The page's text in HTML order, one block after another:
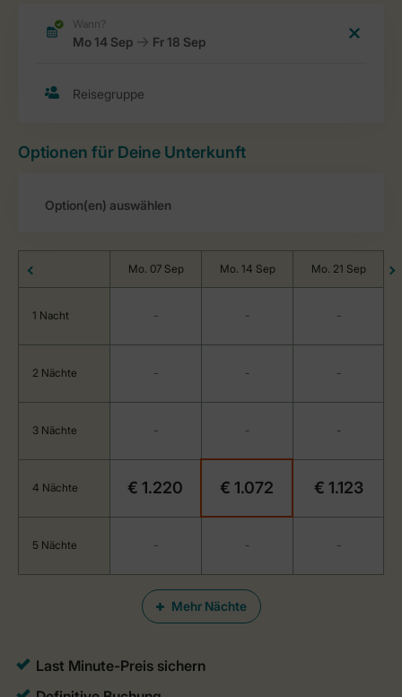
Optionen für Deine Unterkunft
Mehr Nächte
Mo. 07 Sep Mo. 14 Sep Mo. 21 Sep
1 Nacht - - -
2 Nächte - - -
3 Nächte - - -
4 Nächte € 1.220 € 1.072 € 1.123
5 Nächte - - -